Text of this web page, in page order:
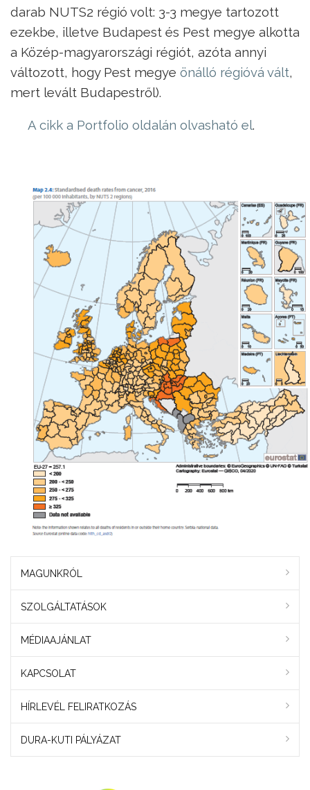
darab NUTS2 régió volt: 3-3 megye tartozott
ezekbe, illetve Budapest és Pest megye alkotta
a Közép-magyarországi régiót, azóta annyi
változott, hogy Pest megye önálló régióvá vált,
mert levált Budapestről).
A cikk a Portfolio oldalán olvasható el.
MAGUNKRÓL
SZOLGÁLTATÁSOK
MÉDIAAJÁNLAT
KAPCSOLAT
HÍRLEVÉL FELIRATKOZÁS
DURA-KUTI PÁLYÁZAT